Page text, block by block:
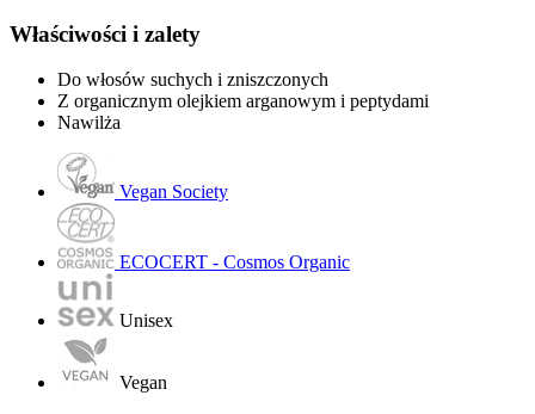
Właściwości i zalety
Do włosów suchych i zniszczonych
Z organicznym olejkiem arganowym i peptydami
Nawilża
Vegan Society
ECOCERT - Cosmos Organic
Unisex
Vegan